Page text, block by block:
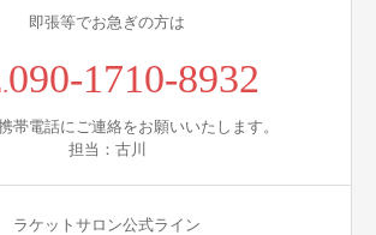
即張等でお急ぎの方は
090-1710-8932
帯電話にご連絡をお願いいたします。
担当：古川
ラケットサロン公式ライン